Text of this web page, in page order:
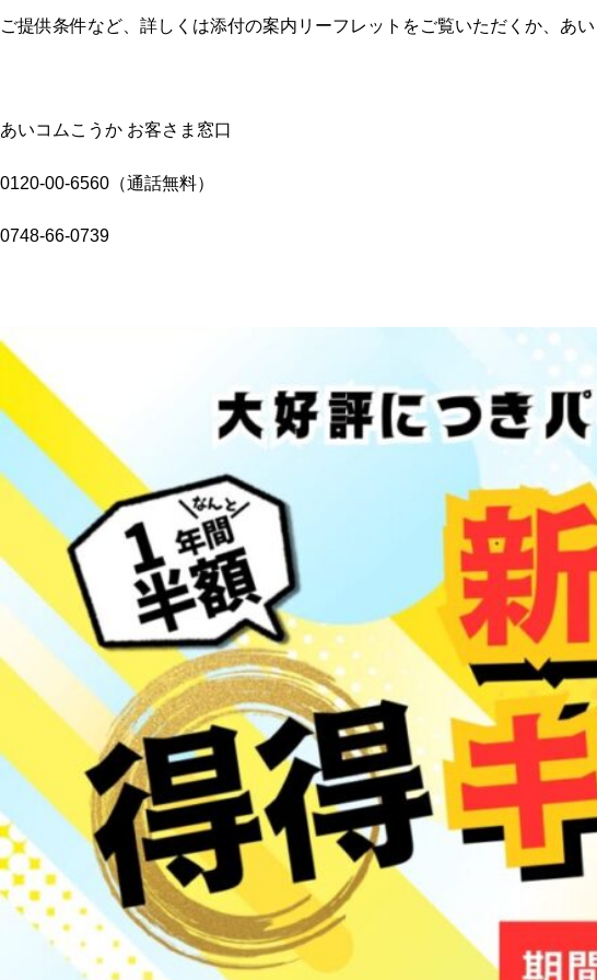
ご提供条件など、詳しくは添付の案内リーフレットをご覧いただくか、あ
あいコムこうか お客さま窓口
0120-00-6560（通話無料）
0748-66-0739